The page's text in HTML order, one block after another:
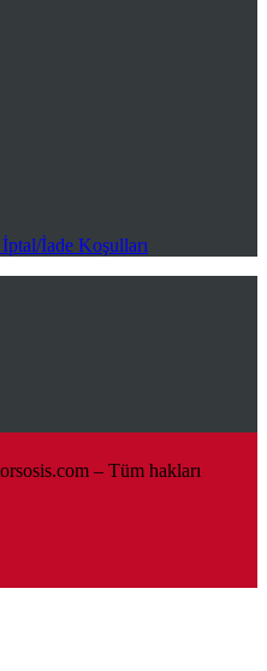
İade Koşulları
– Tüm hakları